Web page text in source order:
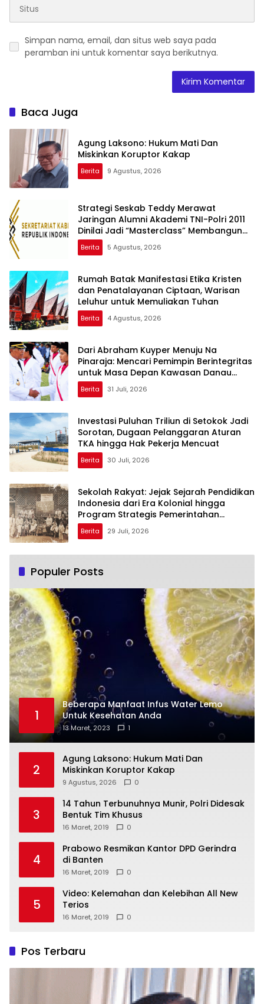
Simpan nama, email, dan situs web saya pada
peramban ini untuk komentar saya berikutnya.
Baca Juga
Agung Laksono: Hukum Mati Dan
Miskinkan Koruptor Kakap
Berita 9 Agustus, 2026
Strategi Seskab Teddy Merawat
Jaringan Alumni Akademi TNI-Polri 2011
Dinilai Jadi “Masterclass” Membangun
Loyalitas
Berita 5 Agustus, 2026
Rumah Batak Manifestasi Etika Kristen
dan Penatalayanan Ciptaan, Warisan
Leluhur untuk Memuliakan Tuhan
Berita 4 Agustus, 2026
Dari Abraham Kuyper Menuju Na
Pinaraja: Mencari Pemimpin Berintegritas
untuk Masa Depan Kawasan Danau
Toba
Berita 31 Juli, 2026
Investasi Puluhan Triliun di Setokok Jadi
Sorotan, Dugaan Pelanggaran Aturan
TKA hingga Hak Pekerja Mencuat
Berita 30 Juli, 2026
Sekolah Rakyat: Jejak Sejarah Pendidikan
Indonesia dari Era Kolonial hingga
Program Strategis Pemerintahan
Prabowo
Berita 29 Juli, 2026
Populer Posts
1
Beberapa Manfaat Infus Water Lemo
Untuk Kesehatan Anda
13 Maret, 2023 1
2
Agung Laksono: Hukum Mati Dan
Miskinkan Koruptor Kakap
9 Agustus, 2026 0
3
14 Tahun Terbunuhnya Munir, Polri Didesak
Bentuk Tim Khusus
16 Maret, 2019 0
4
Prabowo Resmikan Kantor DPD Gerindra
di Banten
16 Maret, 2019 0
5
Video: Kelemahan dan Kelebihan All New
Terios
16 Maret, 2019 0
Pos Terbaru